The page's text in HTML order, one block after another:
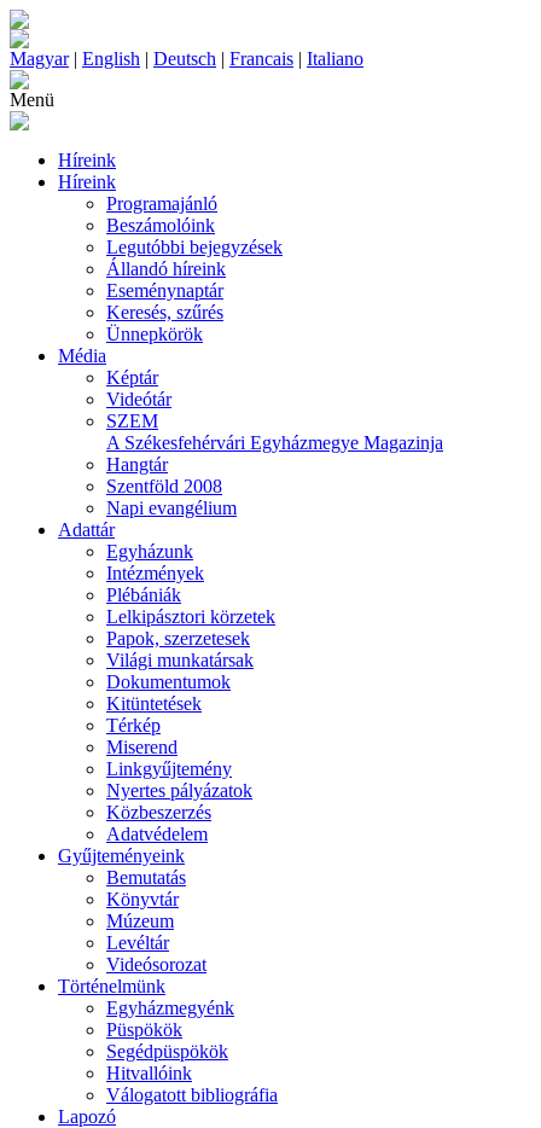
Magyar| English | Deutsch | Francais | Italiano
Menü
Híreink
Híreink
Programajánló
Beszámolóink
Legutóbbi bejegyzések
Állandó híreink
Eseménynaptár
Keresés, szűrés
Ünnepkörök
Média
Képtár
Videótár
SZEM
A Székesfehérvári Egyházmegye Magazinja
Hangtár
Szentföld 2008
Napi evangélium
Adattár
Egyházunk
Intézmények
Plébániák
Lelkipásztori körzetek
Papok, szerzetesek
Világi munkatársak
Dokumentumok
Kitüntetések
Térkép
Miserend
Linkgyűjtemény
Nyertes pályázatok
Közbeszerzés
Adatvédelem
Gyűjteményeink
Bemutatás
Könyvtár
Múzeum
Levéltár
Videósorozat
Történelmünk
Egyházmegyénk
Püspökök
Segédpüspökök
Hitvallóink
Válogatott bibliográfia
Lapozó